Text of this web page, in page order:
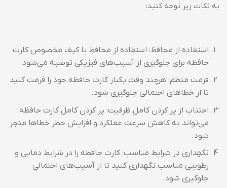
به نکات زیر توجه کنید:
استفاده از محافظ: استفاده از محافظ یا کیف مخصوص کارت
حافظه برای جلوگیری از آسیب‌های فیزیکی توصیه می‌شود.
فرمت منظم: هرچند وقت یکبار کارت حافظه خود را فرمت کنید
تا از خطاهای احتمالی جلوگیری شود.
اجتناب از پر کردن کامل ظرفیت: پر کردن کامل کارت حافظه
می‌تواند به کاهش سرعت عملکرد و افزایش خطر خطاها منجر
شود.
نگهداری در شرایط مناسب: کارت حافظه را در شرایط دمایی و
رطوبتی مناسب نگهداری کنید تا از آسیب‌های احتمالی
جلوگیری شود.